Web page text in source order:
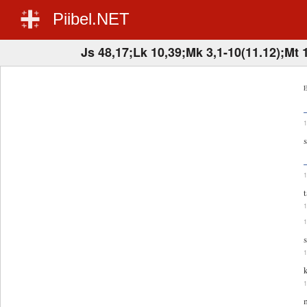
Piibel.NET
Js 48,17;Lk 10,39;Mk 3,1-10(11.12);Mt